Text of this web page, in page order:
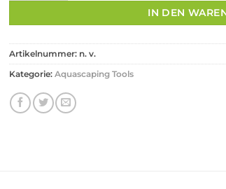
IN DEN
Artikelnummer: n. v.
Kategorie: Aquascaping Tools